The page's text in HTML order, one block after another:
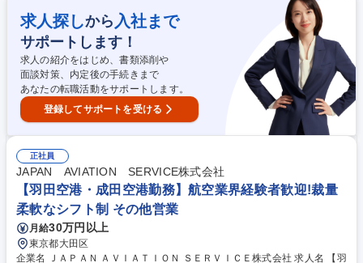
スで海外出張もあります。当社は少数精鋭の企業で、貴方の努力が会社の
成長に直結します。 募集職種 【大阪（天満）/海外営業】電機制御部品の
商社/英語が活かせる/年休125日
求人探しから 入社まで
サポートします！
求人の紹介をはじめ、書類添削や
面談対策、内定後の手続きまで
あなたの転職活動をサポートします。
登録してサポートを受ける
正社員
JAPAN AVIATION SERVICE株式会社
【羽田空港・成田空港勤務】航空業界経験者歓迎!裁量
柔軟なシフト制 その他営業
月給30万円以上
東京都大田区
企業名 ＪＡＰＡＮ ＡＶＩＡＴＩＯＮ ＳＥＲＶＩＣＥ株式会社 求人名 【羽